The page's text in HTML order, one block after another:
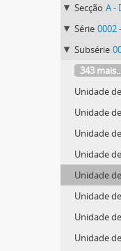
Secção A -
Série 0002
Subsérie
343
Unidade
Unidade
Unidade
Unidade
Unidade
Unidade
Unidade
Unidade